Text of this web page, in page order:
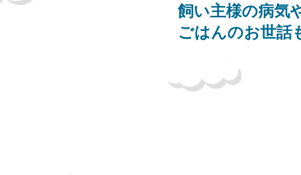
飼い主様の病気
ごはんのお世話